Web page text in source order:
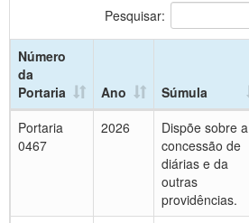
Pesquisar:
Número
da
Portaria
Ano Súmula
Portaria
0467
2026
Dispõe sobre a
concessão de
diárias e da
outras
providências.